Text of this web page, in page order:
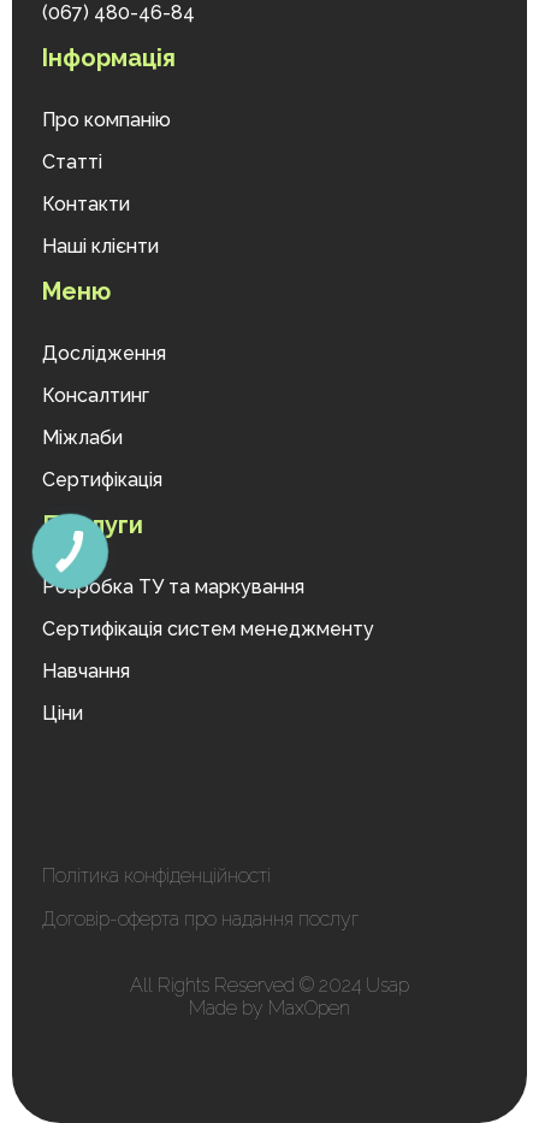
(067) 480-46-84
Інформація
Про компанію
Статті
Контакти
Наші клієнти
Меню
Дослідження
Консалтинг
Міжлаби
Сертифікація
Послуги
Розробка ТУ та маркування
Сертифікація систем менеджменту
Навчання
Ціни
All Rights Reserved © 2024 Usap
Made by MaxOpen
Політика конфіденційності
Договір-оферта про надання послуг